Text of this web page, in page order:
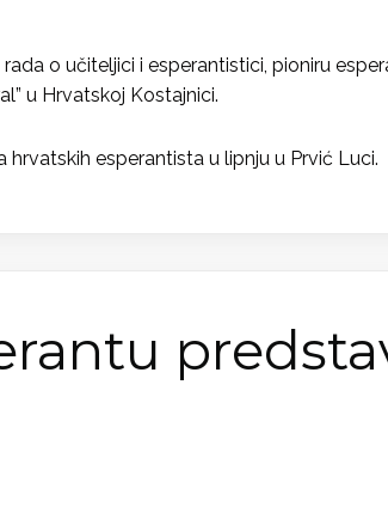
o učiteljici i esperantistici, pioniru
u Hrvatskoj Kostajnici.
esperantista u lipnju u Prvić Luci.